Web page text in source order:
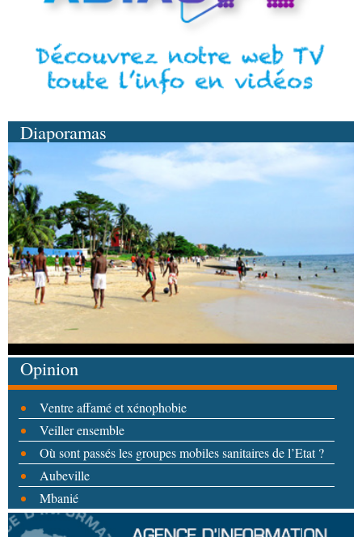
Diaporamas
Opinion
Ventre affamé et xénophobie
Veiller ensemble
Où sont passés les groupes mobiles sanitaires de l’Etat ?
Aubeville
Mbanié